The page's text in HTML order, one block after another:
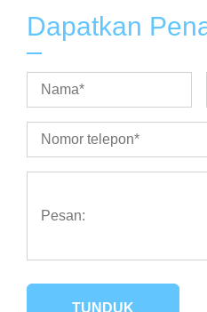
Dapatkan
TUNDUK